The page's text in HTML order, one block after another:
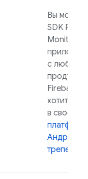
Вы
SDK
Monitoring
с любыми
Firebase,
хотите
в своем
Андроид
трепетать